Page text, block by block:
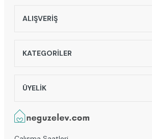
ALIŞVERİŞ
KATEGORİLER
ÜYELİK